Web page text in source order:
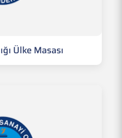
Ülke Masası